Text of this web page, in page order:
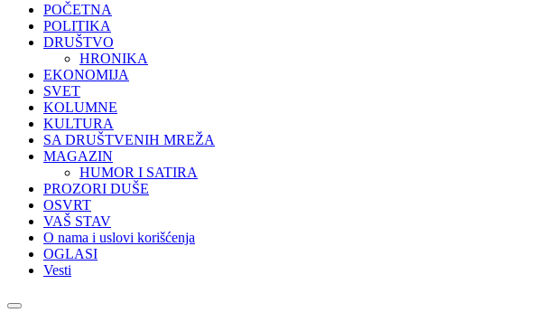
POČETNA
POLITIKA
DRUŠTVO
HRONIKA
EKONOMIJA
SVET
KOLUMNE
KULTURA
SA DRUŠTVENIH MREŽA
MAGAZIN
HUMOR I SATIRA
PROZORI DUŠE
OSVRT
VAŠ STAV
O nama i uslovi korišćenja
OGLASI
Vesti